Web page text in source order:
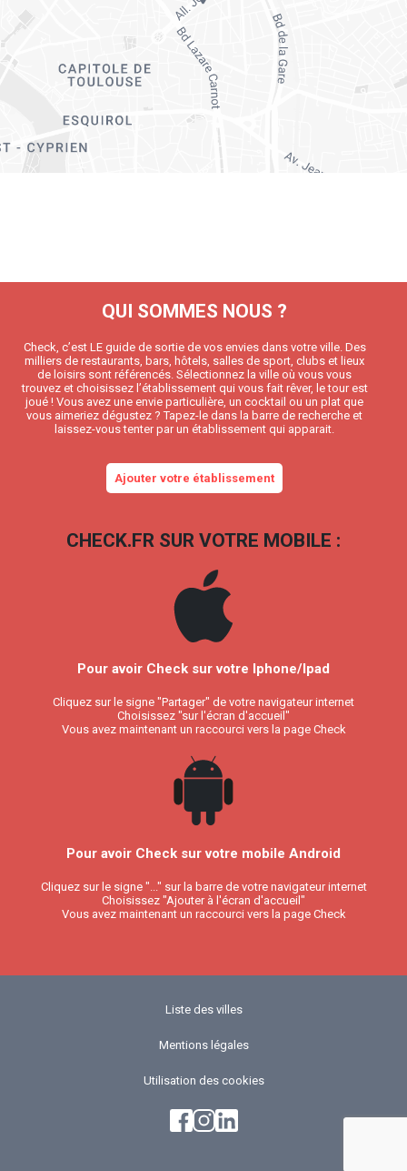
QUI SOMMES NOUS ?
Check, c’est LE guide de sortie de vos envies dans votre ville. Des
milliers de restaurants, bars, hôtels, salles de sport, clubs et lieux
de loisirs sont référencés. Sélectionnez la ville où vous vous
trouvez et choisissez l’établissement qui vous fait rêver, le tour est
joué ! Vous avez une envie particulière, un cocktail ou un plat que
vous aimeriez dégustez ? Tapez-le dans la barre de recherche et
laissez-vous tenter par un établissement qui apparait.
Ajouter votre établissement
CHECK.FR SUR VOTRE MOBILE :
Pour avoir Check sur votre Iphone/Ipad
Cliquez sur le signe "Partager" de votre navigateur internet
Choisissez "sur l'écran d'accueil"
Vous avez maintenant un raccourci vers la page Check
Pour avoir Check sur votre mobile Android
Cliquez sur le signe "..." sur la barre de votre navigateur internet
Choisissez "Ajouter à l'écran d'accueil"
Vous avez maintenant un raccourci vers la page Check
Liste des villes
Mentions légales
Utilisation des cookies